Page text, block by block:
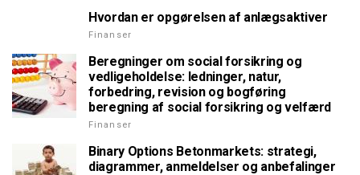
Hvordan er opgørelsen af anlægsaktiver
Finanser
Beregninger om social forsikring og
vedligeholdelse: ledninger, natur,
forbedring, revision og bogføring
beregning af social forsikring og velfærd
Finanser
Binary Options Betonmarkets: strategi,
diagrammer, anmeldelser og anbefalinger